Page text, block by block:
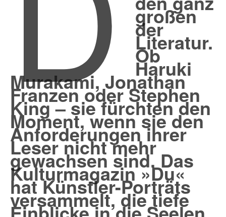
großen
der
Literatur.
Ob
Haruki
Murakami, Jonathan
Franzen oder Stephen
King – sie fürchten den
Moment, wenn sie den
Anforderungen ihrer
Leser nicht mehr
gewachsen sind. Das
Kulturmagazin »Du«
hat Künstler-Porträts
versammelt, die tiefe